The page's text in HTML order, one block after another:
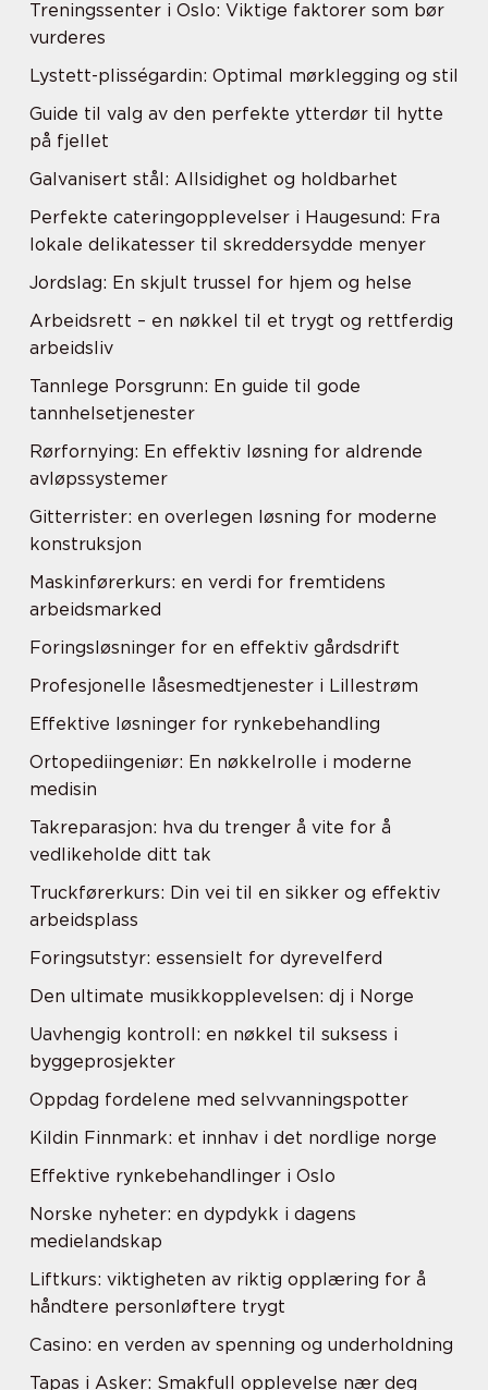
Treningssenter i Oslo: Viktige faktorer som bør
vurderes
Lystett-plisségardin: Optimal mørklegging og stil
Guide til valg av den perfekte ytterdør til hytte
på fjellet
Galvanisert stål: Allsidighet og holdbarhet
Perfekte cateringopplevelser i Haugesund: Fra
lokale delikatesser til skreddersydde menyer
Jordslag: En skjult trussel for hjem og helse
Arbeidsrett – en nøkkel til et trygt og rettferdig
arbeidsliv
Tannlege Porsgrunn: En guide til gode
tannhelsetjenester
Rørfornying: En effektiv løsning for aldrende
avløpssystemer
Gitterrister: en overlegen løsning for moderne
konstruksjon
Maskinførerkurs: en verdi for fremtidens
arbeidsmarked
Foringsløsninger for en effektiv gårdsdrift
Profesjonelle låsesmedtjenester i Lillestrøm
Effektive løsninger for rynkebehandling
Ortopediingeniør: En nøkkelrolle i moderne
medisin
Takreparasjon: hva du trenger å vite for å
vedlikeholde ditt tak
Truckførerkurs: Din vei til en sikker og effektiv
arbeidsplass
Foringsutstyr: essensielt for dyrevelferd
Den ultimate musikkopplevelsen: dj i Norge
Uavhengig kontroll: en nøkkel til suksess i
byggeprosjekter
Oppdag fordelene med selvvanningspotter
Kildin Finnmark: et innhav i det nordlige norge
Effektive rynkebehandlinger i Oslo
Norske nyheter: en dypdykk i dagens
medielandskap
Liftkurs: viktigheten av riktig opplæring for å
håndtere personløftere trygt
Casino: en verden av spenning og underholdning
Tapas i Asker: Smakfull opplevelse nær deg